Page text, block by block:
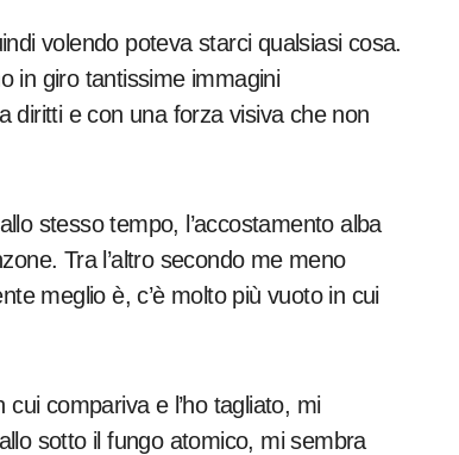
volendo poteva starci qualsiasi cosa.
in giro tantissime immagini
diritti e con una forza visiva che non
stesso tempo, l’accostamento alba
Tra l’altro secondo me meno
meglio è, c’è molto più vuoto in cui
compariva e l’ho tagliato, mi
sotto il fungo atomico, mi sembra